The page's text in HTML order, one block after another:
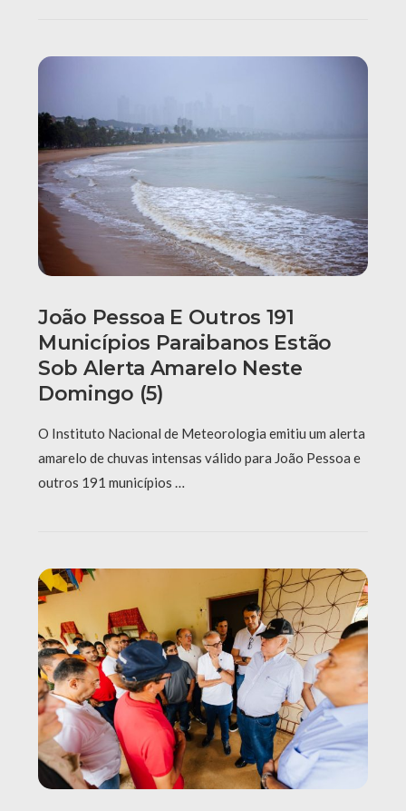
João Pessoa E Outros 191
Municípios Paraibanos Estão
Sob Alerta Amarelo Neste
Domingo (5)
O Instituto Nacional de Meteorologia emitiu um alerta
amarelo de chuvas intensas válido para João Pessoa e
outros 191 municípios …